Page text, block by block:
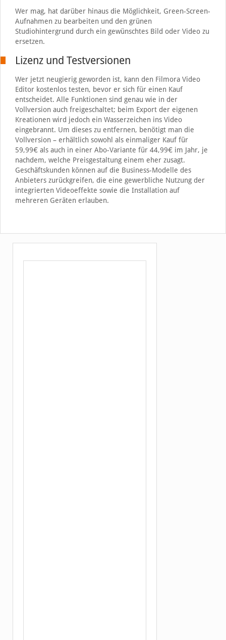
Wer mag, hat darüber hinaus die Möglichkeit, Green-Screen-
Aufnahmen zu bearbeiten und den grünen
Studiohintergrund durch ein gewünschtes Bild oder Video zu
ersetzen.
Lizenz und Testversionen
Wer jetzt neugierig geworden ist, kann den Filmora Video
Editor kostenlos testen, bevor er sich für einen Kauf
entscheidet. Alle Funktionen sind genau wie in der
Vollversion auch freigeschaltet; beim Export der eigenen
Kreationen wird jedoch ein Wasserzeichen ins Video
eingebrannt. Um dieses zu entfernen, benötigt man die
Vollversion – erhältlich sowohl als einmaliger Kauf für
59,99€ als auch in einer Abo-Variante für 44,99€ im Jahr, je
nachdem, welche Preisgestaltung einem eher zusagt.
Geschäftskunden können auf die Business-Modelle des
Anbieters zurückgreifen, die eine gewerbliche Nutzung der
integrierten Videoeffekte sowie die Installation auf
mehreren Geräten erlauben.